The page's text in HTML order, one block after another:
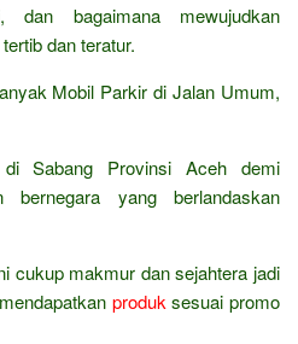
dan bagaimana mewujudkan
dan teratur.
Mobil Parkir di Jalan Umum,
Sabang Provinsi Aceh demi
bernegara yang berlandaskan
cukup makmur dan sejahtera jadi
produk sesuai promo